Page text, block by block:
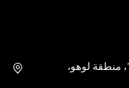
الطابق 10 ج، مبنى بو شينغ، طريق تشينغ شوي هو 1، منطقة لوهو،